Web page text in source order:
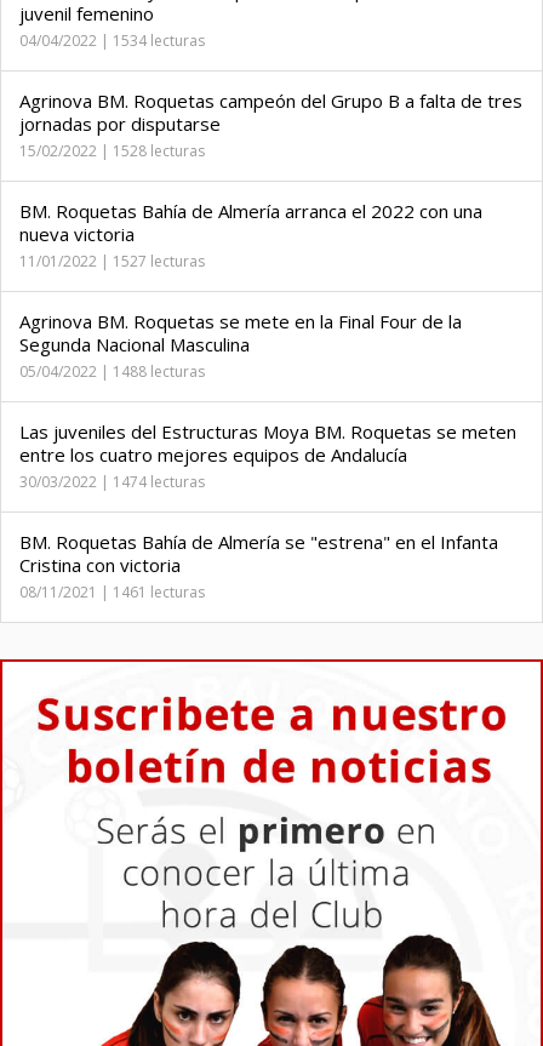
juvenil femenino
04/04/2022 | 1534 lecturas
Agrinova BM. Roquetas campeón del Grupo B a falta de tres
jornadas por disputarse
15/02/2022 | 1528 lecturas
BM. Roquetas Bahía de Almería arranca el 2022 con una
nueva victoria
11/01/2022 | 1527 lecturas
Agrinova BM. Roquetas se mete en la Final Four de la
Segunda Nacional Masculina
05/04/2022 | 1488 lecturas
Las juveniles del Estructuras Moya BM. Roquetas se meten
entre los cuatro mejores equipos de Andalucía
30/03/2022 | 1474 lecturas
BM. Roquetas Bahía de Almería se "estrena" en el Infanta
Cristina con victoria
08/11/2021 | 1461 lecturas